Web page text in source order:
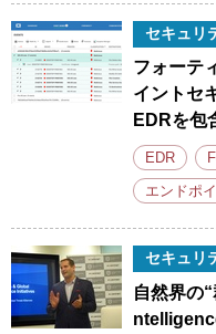
セキュリ
フォーテ
イントセ
EDRを包
EDR
エンドポ
セキュリ
自然界の